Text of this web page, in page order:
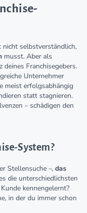
nicht selbstverständlich,
musst. Aber als
deines Franchisegebers.
Unternehmer
meist erfolgsabhängig
statt stagnieren.
– schädigen den
System?
Stellensuche –, das
die unterschiedlichsten
kennengelernt?
in der du immer schon